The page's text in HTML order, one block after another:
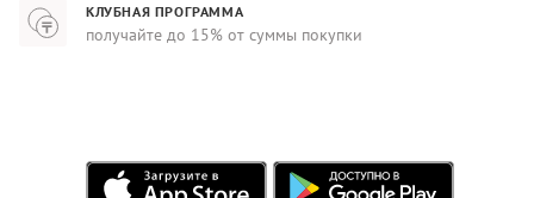
КЛУБНАЯ ПРОГРАММА
получайте до 15% от суммы покупки